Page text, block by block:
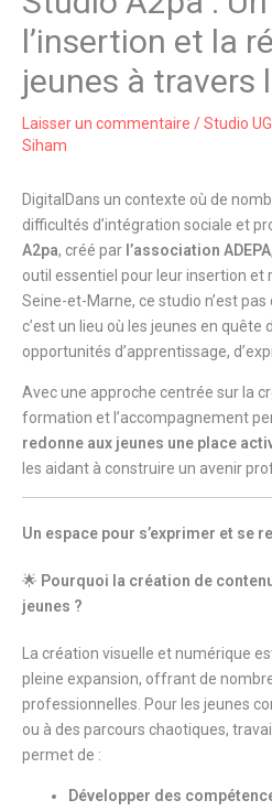
l’insertion et la
jeunes à travers
Laisser un commentaire /Studio
Siham
DigitalDans un contexte où de
difficultés d’intégration sociale et
A2pa, créé par l’association ADEPA
outil essentiel pour leur insertion et
Seine-et-Marne, ce studio n’est
c’est un lieu où les jeunes en
opportunités d’apprentissage,
Avec une approche centrée sur la
formation et l’accompagnement
redonne aux jeunes une place
les aidant à construire un avenir
Un espace pour s’exprimer et se
🌟 Pourquoi la création de
jeunes ?
La création visuelle et numérique
pleine expansion, offrant de
professionnelles. Pour les jeunes
ou à des parcours chaotiques,
permet de :
Développer des